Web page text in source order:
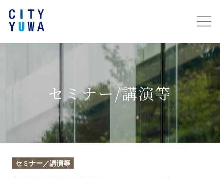
セミナー/講演等
セミナー／講演等